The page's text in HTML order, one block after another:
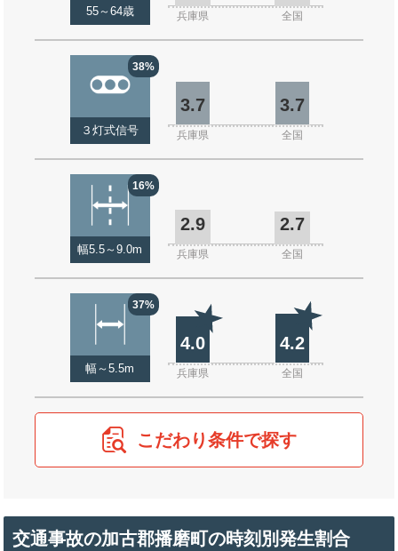
55～64歳 兵庫県 全国
38%
３灯式信号
3.7 3.7
兵庫県 全国
16%
幅5.5～9.0m
2.9 2.7
兵庫県 全国
37%
幅～5.5m
4.0 4.2
兵庫県 全国
こだわり条件で探す
交通事故の加古郡播磨町の時刻別発生割合